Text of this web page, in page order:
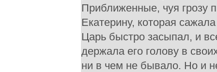
Приближенные, чуя грозу
Екатерину, которая
Царь быстро засыпал, и
держала его голову в
ни в чем не бывало. Но и